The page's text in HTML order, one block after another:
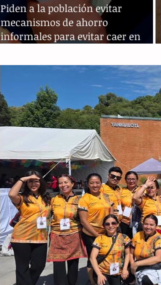
Piden a la población evitar
mecanismos de ahorro
informales para evitar caer en